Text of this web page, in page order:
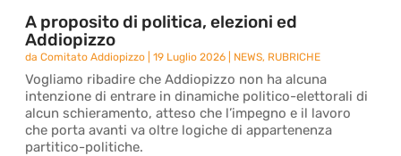
A proposito di politica, elezioni ed
Addiopizzo
daComitato Addiopizzo |19 Luglio 2026 NEWS, RUBRICHE
Vogliamo ribadire che Addiopizzo non ha alcuna
intenzione di entrare in dinamiche politico-elettorali di
alcun schieramento, atteso che l’impegno e il lavoro
che porta avanti va oltre logiche di appartenenza
partitico-politiche.